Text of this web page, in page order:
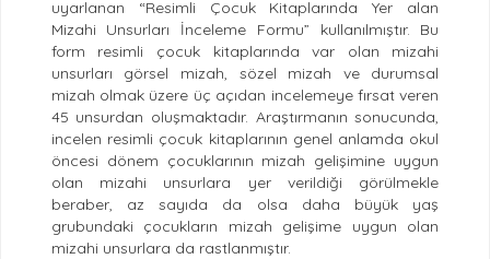
uyarlanan “Resimli Çocuk Kitaplarında Yer alan
Mizahi Unsurları İnceleme Formu” kullanılmıştır. Bu
form resimli çocuk kitaplarında var olan mizahi
unsurları görsel mizah, sözel mizah ve durumsal
mizah olmak üzere üç açıdan incelemeye fırsat veren
45 unsurdan oluşmaktadır. Araştırmanın sonucunda,
incelen resimli çocuk kitaplarının genel anlamda okul
öncesi dönem çocuklarının mizah gelişimine uygun
olan mizahi unsurlara yer verildiği görülmekle
beraber, az sayıda da olsa daha büyük yaş
grubundaki çocukların mizah gelişime uygun olan
mizahi unsurlara da rastlanmıştır.